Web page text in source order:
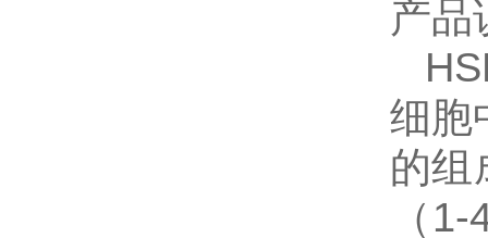
产品
细胞
的组
（